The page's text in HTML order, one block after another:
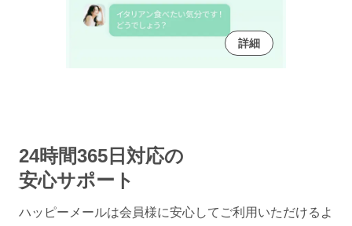
詳細
24時間365日対応の
安心サポート
ハッピーメールは会員様に安心してご利用いただけるよ